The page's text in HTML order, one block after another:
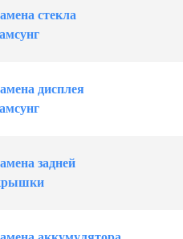
стекла
дисплея
задней